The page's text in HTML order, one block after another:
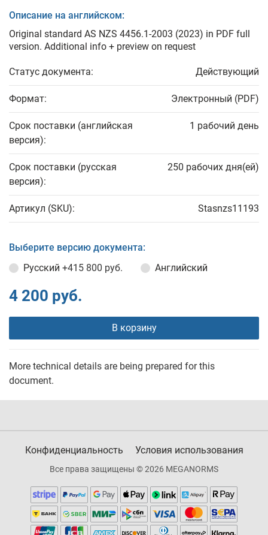
Описание на английском:
Original standard AS NZS 4456.1-2003 (2023) in PDF full
version. Additional info + preview on request
Статус документа: Действующий
Формат: Электронный (PDF)
Срок поставки (английская
версия):
1 рабочий день
Срок поставки (русская
версия):
250 рабочих дня(ей)
Артикул (SKU): Stasnzs11193
Выберите версию документа:
Русский +415 800 руб. Английский
4 200 руб.
В корзину
More technical details are being prepared for this
document.
Конфиденциальность Условия использования
Все права защищены © 2026 MEGANORMS